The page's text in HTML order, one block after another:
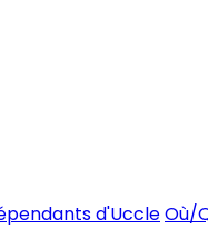
d'UccleOù/